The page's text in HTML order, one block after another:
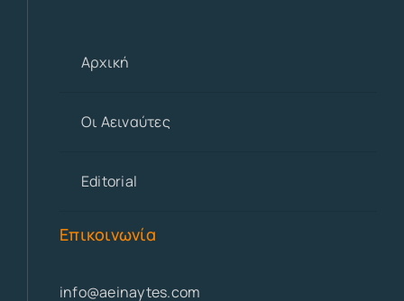
Αρχική
Οι Αειναύτες
Editorial
Επικοινωνία
info@aeinaytes.com